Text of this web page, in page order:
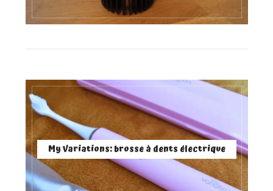
My Variations: brosse à dents électrique